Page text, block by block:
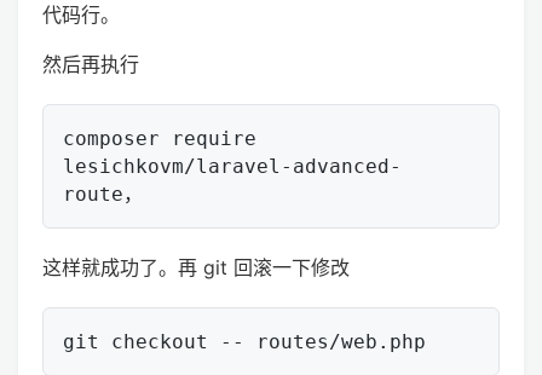
代码行。
然后再执行
composer require
lesichkovm/laravel-advanced-
这样就成功了。再 git 回滚一下修改